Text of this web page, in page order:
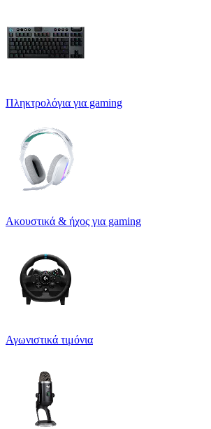
Πληκτρολόγια για gaming
Ακουστικά & ήχος για gaming
Αγωνιστικά τιμόνια